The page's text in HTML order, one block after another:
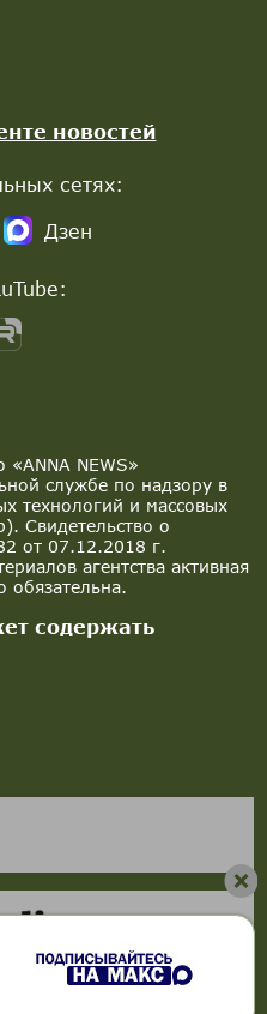
NEWS»
службе по надзору в
технологий и массовых
Свидетельство о
от 07.12.2018 г.
агентства активная
обязательна.
содержать
новостей
сетях:
Дзен